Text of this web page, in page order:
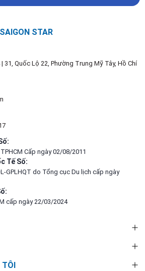
STAR
31, Quốc Lộ 22, Phường Trung Mỹ Tây, Hồ Chí
Cấp ngày 02/08/2011
Tế Số:
GPLHQT do Tổng cục Du lịch cấp ngày
cấp ngày 22/03/2024
TÔI